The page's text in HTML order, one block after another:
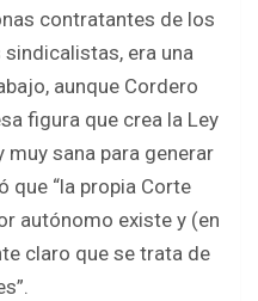
contratantes de los
era una
aunque Cordero
figura que crea la Ley
muy sana para generar
que “la propia Corte
autónomo existe y (en
claro que se trata de